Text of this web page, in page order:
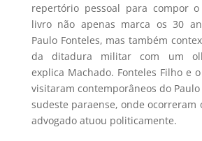
repertório pessoal para compor
livro não apenas marca os 30
Paulo Fonteles, mas também
da ditadura militar com um
explica Machado. Fonteles Filho e
visitaram contemporâneos do
sudeste paraense, onde ocorreram
advogado atuou politicamente.